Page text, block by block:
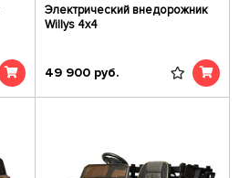
Электрический внедорожник
Willys 4x4
49 900 руб.